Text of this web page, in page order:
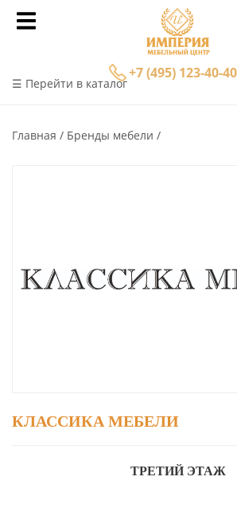
+7 (495) 123-40-40
☰ Перейти в каталог
Главная Бренды мебели
КЛАССИКА МЕБЕЛИ
ТРЕТИЙ ЭТАЖ